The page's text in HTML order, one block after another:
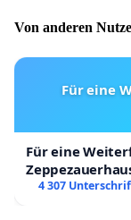
Von anderen
Für eine
Für eine
4 307